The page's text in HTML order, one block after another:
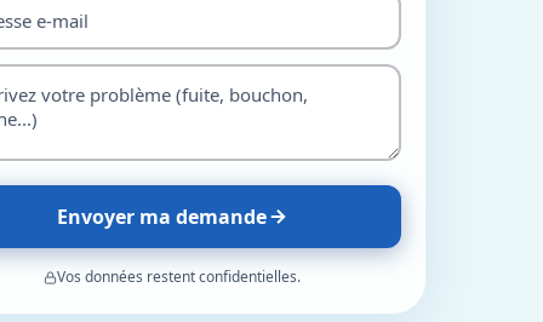
Envoyer ma demande
Vos données restent confidentielles.